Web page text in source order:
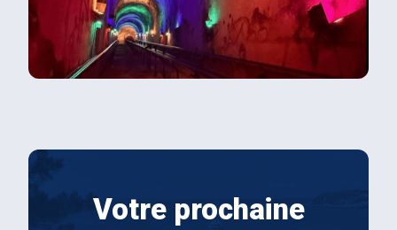
Votre prochaine